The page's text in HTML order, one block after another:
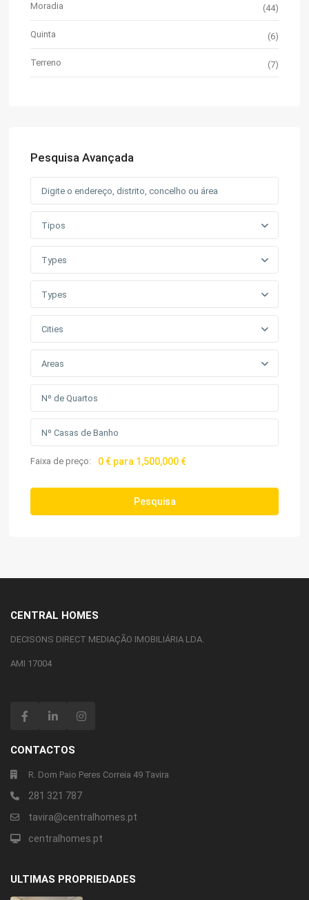
Moradia (44)
Quinta (6)
Terreno (7)
Pesquisa Avançada
Tipos
Types
Types
Cities
Areas
Faixa de preço: 0 € para 1,500,000 €
Pesquisa
CENTRAL HOMES
DECISONS DIRECT MEDIAÇÃO IMOBILIÁRIA LDA.
AMI 17004
CONTACTOS
R. Dom Paio Peres Correia 49 Tavira
281 321 787
tavira@centralhomes.pt
centralhomes.pt
ULTIMAS PROPRIEDADES